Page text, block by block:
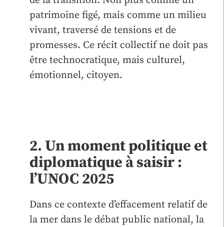
patrimoine figé, mais comme un milieu
vivant, traversé de tensions et de
promesses. Ce récit collectif ne doit pas
être technocratique, mais culturel,
émotionnel, citoyen.
2. Un moment politique et
diplomatique à saisir :
l’UNOC 2025
Dans ce contexte d’effacement relatif de
la mer dans le débat public national, la